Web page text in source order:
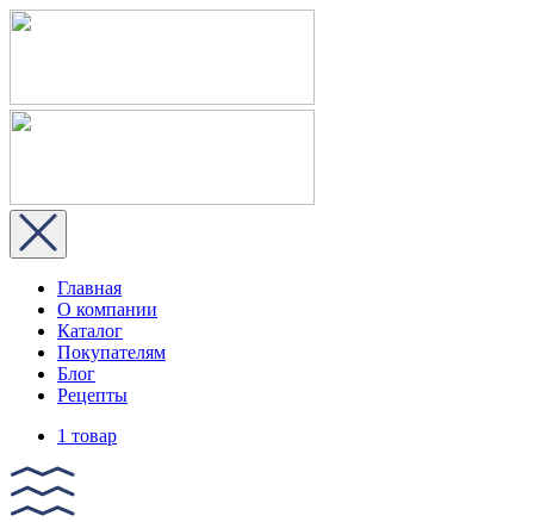
Главная
О компании
Каталог
Покупателям
Блог
Рецепты
1 товар